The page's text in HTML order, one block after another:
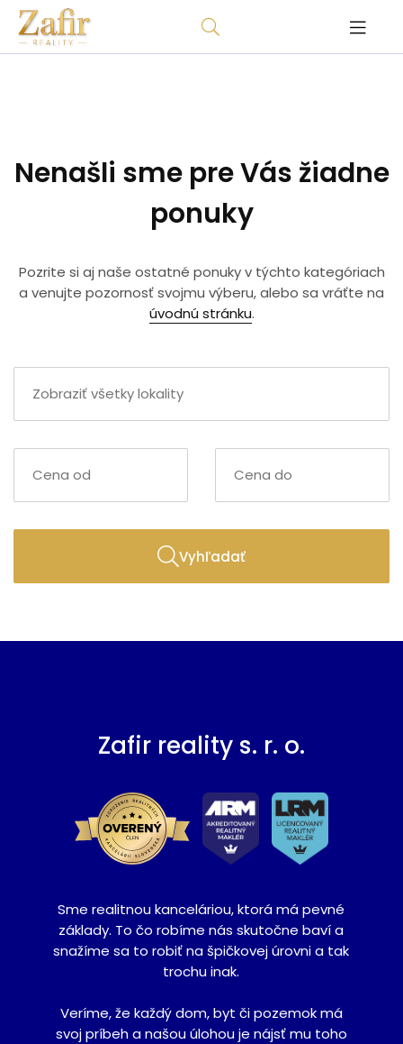
Nenašli sme pre Vás žiadne
ponuky
Pozrite si aj naše ostatné ponuky v týchto kategóriach
a venujte pozornosť svojmu výberu, alebo sa vráťte na
úvodnú stránku.
Vyhľadať
Zafir reality s. r. o.
Sme realitnou kanceláriou, ktorá má pevné
základy. To čo robíme nás skutočne baví a
snažíme sa to robiť na špičkovej úrovni a tak
trochu inak.
Veríme, že každý dom, byt či pozemok má
svoj príbeh a našou úlohou je nájsť mu toho